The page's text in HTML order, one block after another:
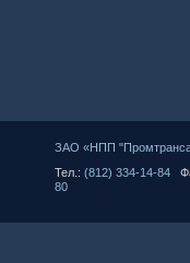
ЗАО «НПП
Тел.: (812) 334-14-84
80